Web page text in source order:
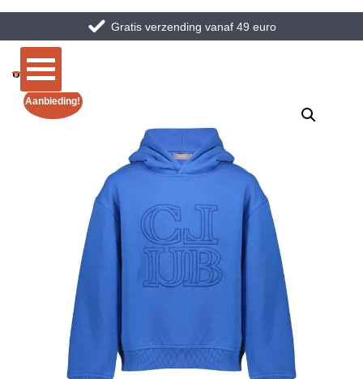
Gratis verzending vanaf 49 euro
Aanbieding!